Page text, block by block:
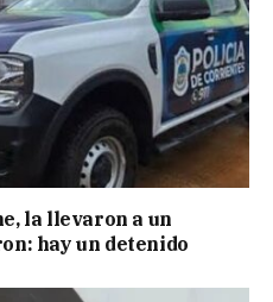
la llevaron a un
hay un detenido